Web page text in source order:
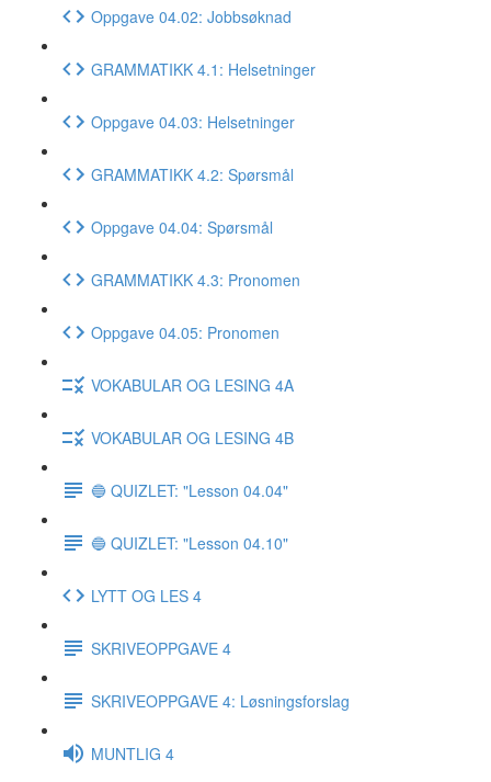
Oppgave 04.02: Jobbsøknad
GRAMMATIKK 4.1: Helsetninger
Oppgave 04.03: Helsetninger
GRAMMATIKK 4.2: Spørsmål
Oppgave 04.04: Spørsmål
GRAMMATIKK 4.3: Pronomen
Oppgave 04.05: Pronomen
VOKABULAR OG LESING 4A
VOKABULAR OG LESING 4B
🔵 QUIZLET: "Lesson 04.04"
🔵 QUIZLET: "Lesson 04.10"
LYTT OG LES 4
SKRIVEOPPGAVE 4
SKRIVEOPPGAVE 4: Løsningsforslag
MUNTLIG 4